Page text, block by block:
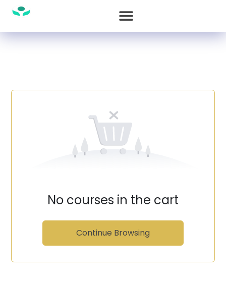
No courses in the cart
Continue Browsing